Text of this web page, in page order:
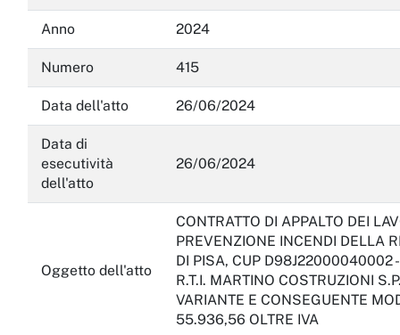
Altri contenuti
Attuazione misure PNRR
Anno 2024
Numero 415
Data dell'atto 26/06/2024
Data di
esecutività
dell'atto
26/06/2024
Oggetto dell'atto
CONTRATTO DI APPALTO DEI
PREVENZIONE INCENDI DELLA
DI PISA, CUP D98J22000040002
R.T.I. MARTINO COSTRUZIONI
VARIANTE E CONSEGUENTE
55.936,56 OLTRE IVA